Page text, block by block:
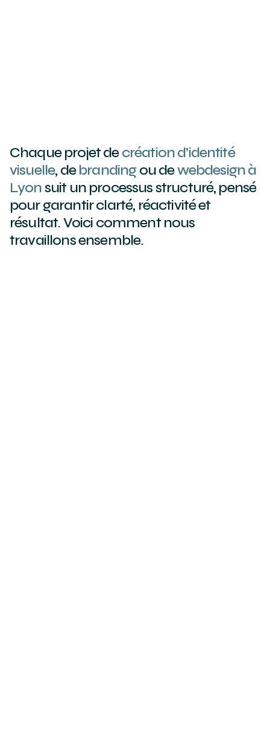
Chaque projet decréation d’identité
visuelle, debrandingou dewebdesign à
Lyonsuit un processus structuré, pensé
pour garantir clarté, réactivité et
résultat. Voici comment nous
travaillons ensemble.